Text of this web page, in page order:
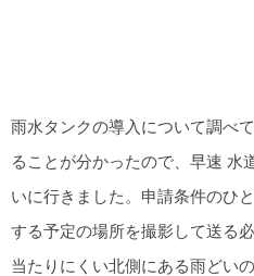
雨水タンクの導入について調べ
ることが分かったので、早速 水
いに行きました。申請条件のひ
する予定の場所を撮影して送る
当たりにくい北側にある雨どい